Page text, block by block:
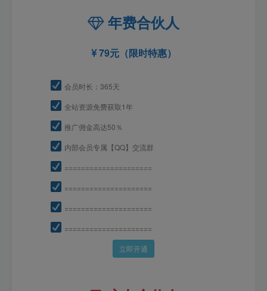
年费合伙人
79元（限时特惠）
会员时长：365天
全站资源免费获取1年
推广佣金高达50％
内部会员专属【QQ】交流群
=====================
=====================
=====================
=====================
立即开通